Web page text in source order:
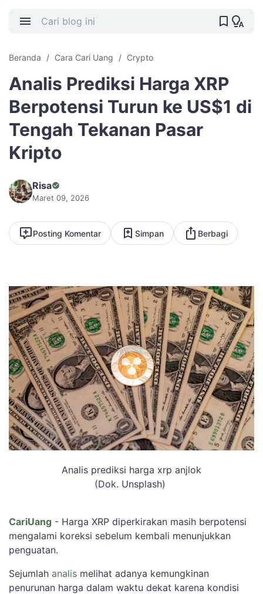
Beranda Cara Cari Uang Crypto
Analis Prediksi Harga XRP
Berpotensi Turun ke US$1 di
Tengah Tekanan Pasar
Kripto
Risa
Maret 09, 2026
Posting Komentar Simpan Berbagi
Analis prediksi harga xrp anjlok
(Dok. Unsplash)
CariUang - Harga XRP diperkirakan masih berpotensi
mengalami koreksi sebelum kembali menunjukkan
penguatan.
Sejumlah analis melihat adanya kemungkinan
penurunan harga dalam waktu dekat karena kondisi